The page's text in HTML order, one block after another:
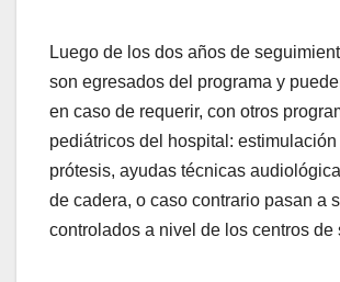
Luego de los dos años de
son egresados del programa y
en caso de requerir, con otros
pediátricos del hospital: estimulación
prótesis, ayudas técnicas
de cadera, o caso contrario pasan a
controlados a nivel de los centros de